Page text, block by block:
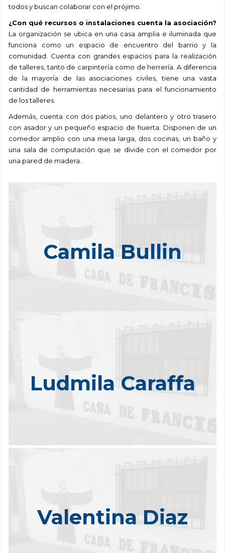
todos y buscan colaborar con el prójimo.
¿Con qué recursos o instalaciones cuenta la asociación?
La organización se ubica en una casa amplia e iluminada que
funciona como un espacio de encuentro del barrio y la
comunidad. Cuenta con grandes espacios para la realización
de talleres, tanto de carpintería como de herrería. A diferencia
de la mayoría de las asociaciones civiles, tiene una vasta
cantidad de herramientas necesarias para el funcionamiento
de los talleres.
Además, cuenta con dos patios, uno delantero y otro trasero
con asador y un pequeño espacio de huerta. Disponen de un
comedor amplio con una mesa larga, dos cocinas, un baño y
una sala de computación que se divide con el comedor por
una pared de madera.
Camila Bullin
tienen un gran sentido de pertenencia:
ayudan a cocinar,
preparar la mesa, comen todos juntos, comparten mates
Ludmila Caraffa
gustó conocer a los miembros porque desde el primer
momento me hicieron sentir bienvenida y el ambiente
Valentina Diaz
un granito de arena para ayudar y enriquecer a otras
personas
(
.
..
)
Casa de Francisco es una pequeña